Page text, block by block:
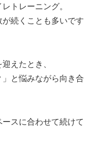
トレーニング。
続くことも多いです
えたとき、
と悩みながら向き合
スに合わせて続けて